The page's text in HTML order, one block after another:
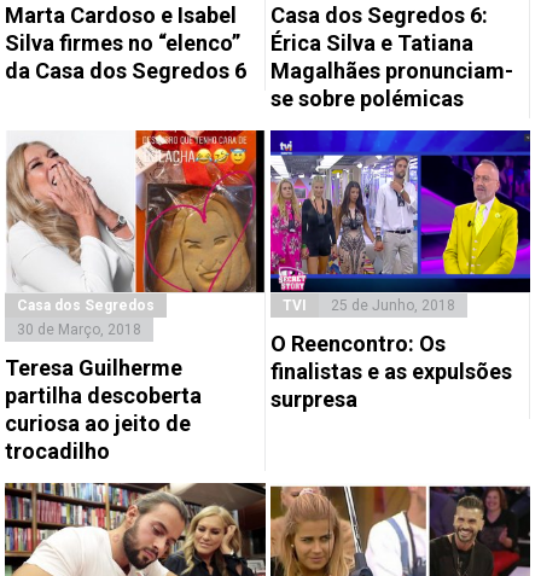
Marta Cardoso e Isabel
Silva firmes no “elenco”
da Casa dos Segredos 6
Casa dos Segredos 6:
Érica Silva e Tatiana
Magalhães pronunciam-
se sobre polémicas
Casa dos Segredos
30 de Março, 2018
Teresa Guilherme
partilha descoberta
curiosa ao jeito de
trocadilho
TVI 25 de Junho, 2018
O Reencontro: Os
finalistas e as expulsões
surpresa